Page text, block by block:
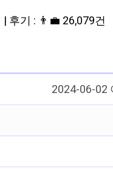
후기 : 👨‍💼 26,079건
2024-06-02